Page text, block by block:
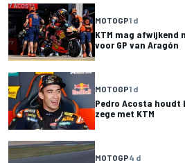
MOTOGP1 d
KTM mag afwijkend
voor GP van Aragón
MOTOGP1 d
Pedro Acosta houdt
zege met KTM
MOTOGP4 d